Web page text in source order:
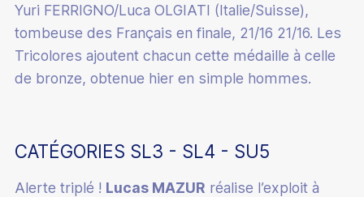
Yuri FERRIGNO/Luca OLGIATI (Italie/Suisse),
tombeuse des Français en finale, 21/16 21/16. Les
Tricolores ajoutent chacun cette médaille à celle
de bronze, obtenue hier en simple hommes.
CATÉGORIES SL3 - SL4 - SU5
Alerte triplé ! Lucas MAZUR réalise l’exploit à